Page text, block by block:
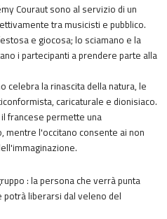
Couraut sono al servizio di un
tra musicisti e pubblico.
e giocosa; lo sciamano e la
i partecipanti a prendere parte alla
celebra la rinascita della natura, le
caricaturale e dionisiaco.
francese permette una
mentre l'occitano consente ai non
: la persona che verrà punta
liberarsi dal veleno del